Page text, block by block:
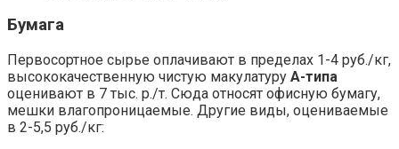
Бумага
Первосортное сырье оплачивают в пределах 1-4 руб./кг,
высококачественную чистую макулатуру А-типа
оценивают в 7 тыс. р./т. Сюда относят офисную бумагу,
мешки влагопроницаемые. Другие виды, оцениваемые
в 2-5,5 руб./кг: